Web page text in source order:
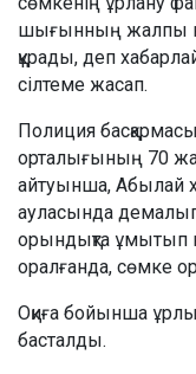
шығынның жалпы
құрады, деп
сілтеме жасап.
Полиция
орталығының 70
айтуынша, Абылай
ауласында
орындықта ұмытып
оралғанда, сөмке
Оқиға бойынша ұрлық
басталды.